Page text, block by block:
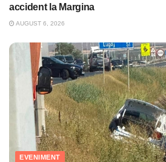
accident la Margina
AUGUST 6, 2026
EVENIMENT